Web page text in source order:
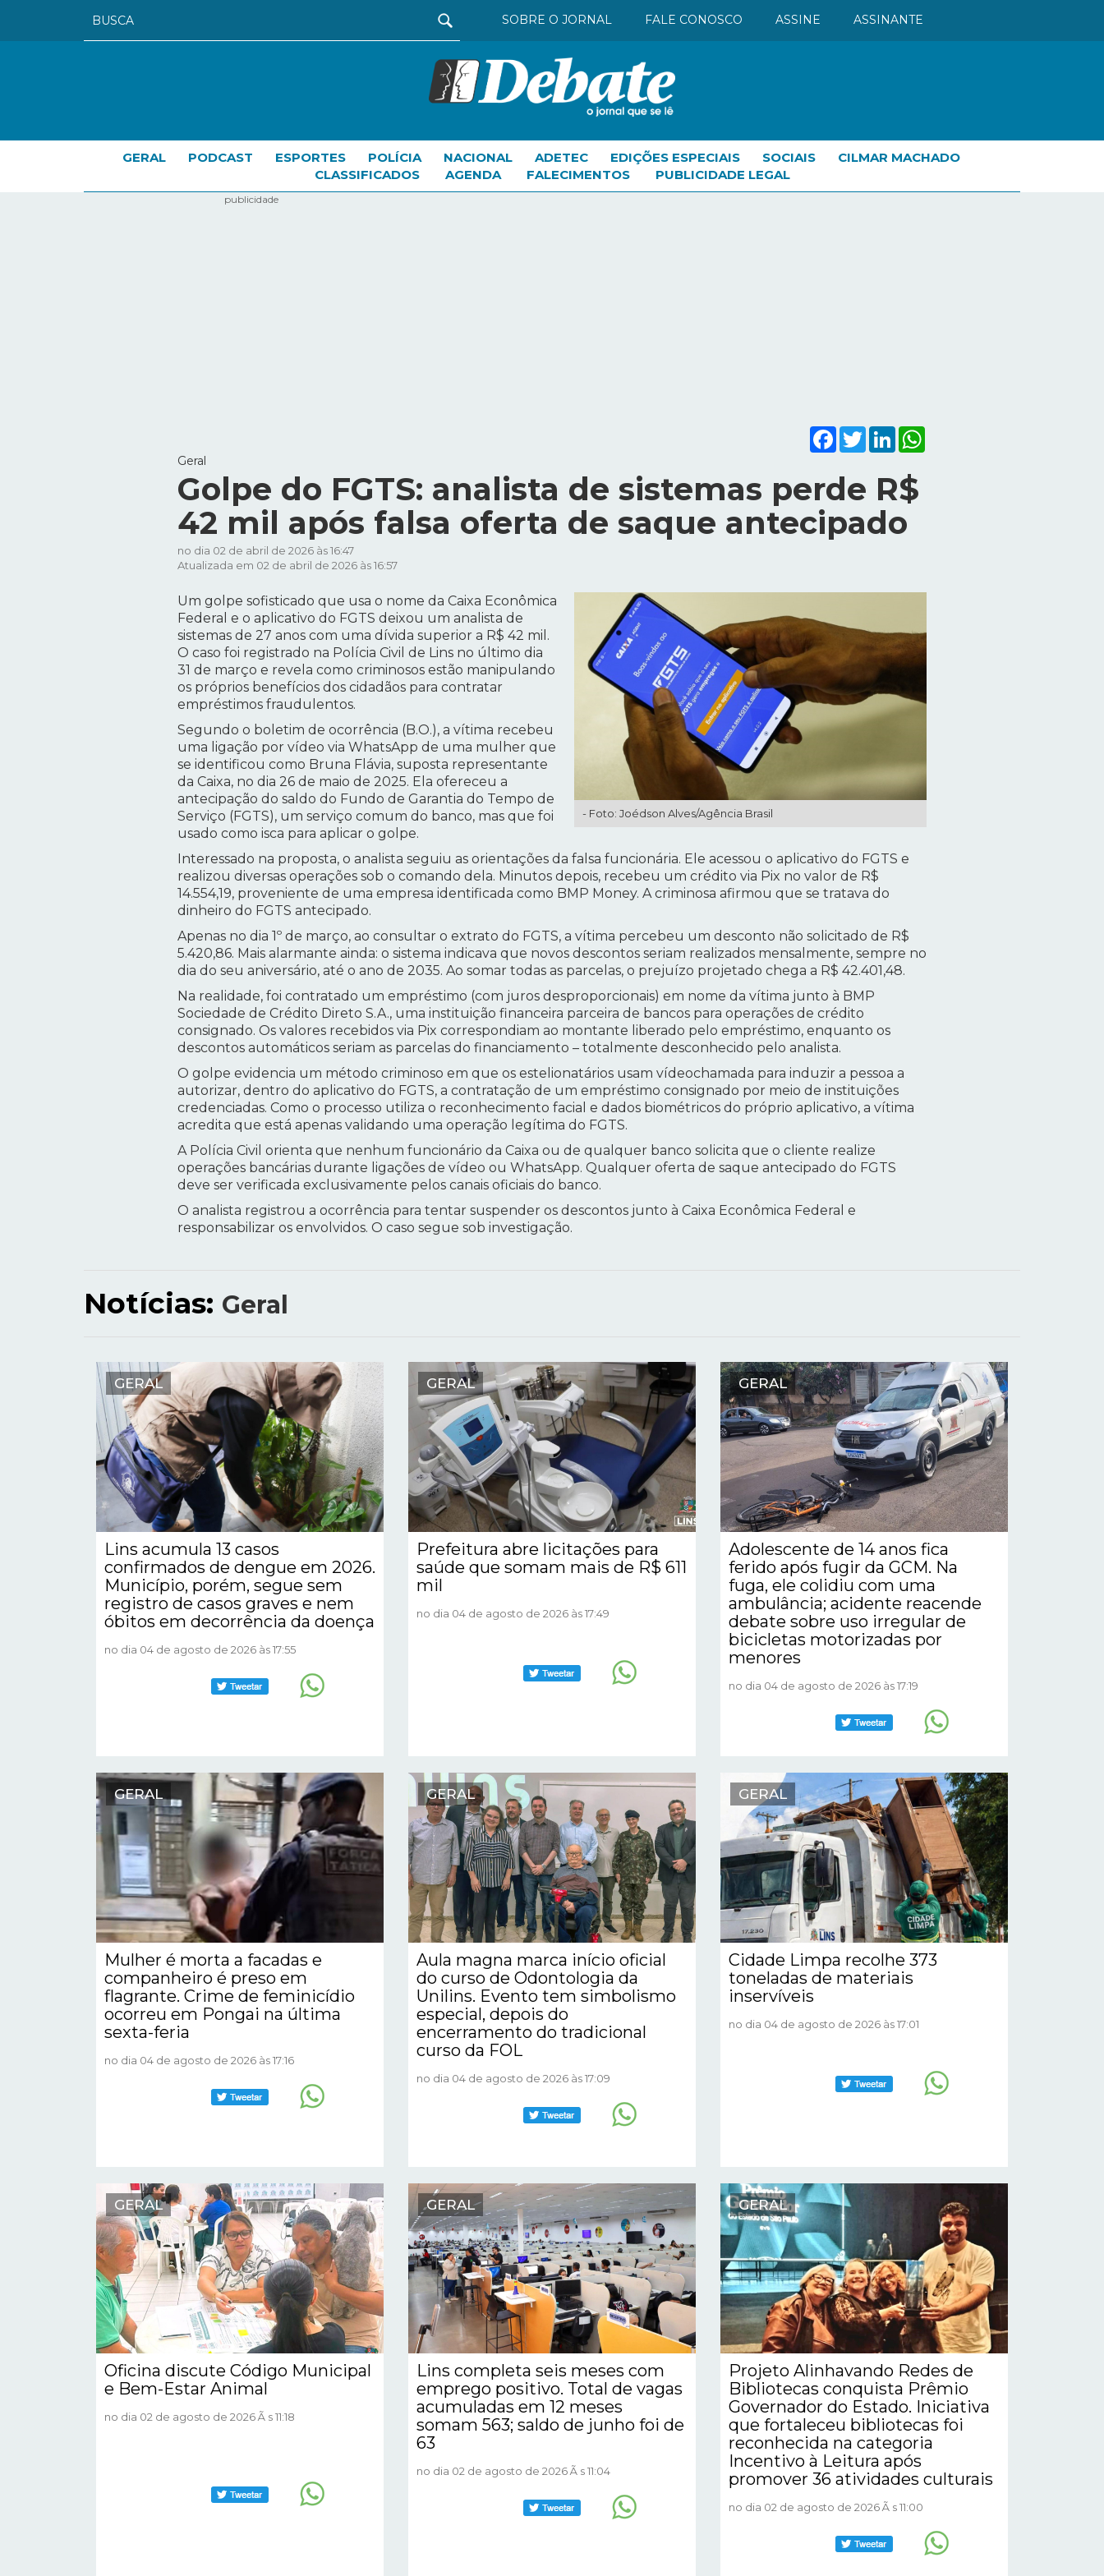
ASSINANTE
ASSINE
FALE CONOSCO
SOBRE O JORNAL
GERAL PODCAST ESPORTES POLÍCIA NACIONAL ADETEC EDIÇÕES ESPECIAIS SOCIAIS
CILMAR MACHADO
CLASSIFICADOS
AGENDA FALECIMENTOS PUBLICIDADE LEGAL
publicidade
FacebookTwitterLinkedIn
Geral
Golpe do FGTS: analista de sistemas perde R$
42 mil após falsa oferta de saque antecipado
no dia 02 de abril de 2026 às 16:47
Atualizada em 02 de abril de 2026 às 16:57
- Foto: Joédson Alves/Agência Brasil
Um golpe sofisticado que usa o nome da Caixa Econômica
Federal e o aplicativo do FGTS deixou um analista de
sistemas de 27 anos com uma dívida superior a R$ 42 mil.
O caso foi registrado na Polícia Civil de Lins no último dia
31 de março e revela como criminosos estão manipulando
os próprios benefícios dos cidadãos para contratar
empréstimos fraudulentos.
Segundo o boletim de ocorrência (B.O.), a vítima recebeu
uma ligação por vídeo via WhatsApp de uma mulher que
se identificou como Bruna Flávia, suposta representante
da Caixa, no dia 26 de maio de 2025. Ela ofereceu a
antecipação do saldo do Fundo de Garantia do Tempo de
Serviço (FGTS), um serviço comum do banco, mas que foi
usado como isca para aplicar o golpe.
Interessado na proposta, o analista seguiu as orientações da falsa funcionária. Ele acessou o aplicativo do FGTS e
realizou diversas operações sob o comando dela. Minutos depois, recebeu um crédito via Pix no valor de R$
14.554,19, proveniente de uma empresa identificada como BMP Money. A criminosa afirmou que se tratava do
dinheiro do FGTS antecipado.
Apenas no dia 1º de março, ao consultar o extrato do FGTS, a vítima percebeu um desconto não solicitado de R$
5.420,86. Mais alarmante ainda: o sistema indicava que novos descontos seriam realizados mensalmente, sempre no
dia do seu aniversário, até o ano de 2035. Ao somar todas as parcelas, o prejuízo projetado chega a R$ 42.401,48.
Na realidade, foi contratado um empréstimo (com juros desproporcionais) em nome da vítima junto à BMP
Sociedade de Crédito Direto S.A., uma instituição financeira parceira de bancos para operações de crédito
consignado. Os valores recebidos via Pix correspondiam ao montante liberado pelo empréstimo, enquanto os
descontos automáticos seriam as parcelas do financiamento – totalmente desconhecido pelo analista.
O golpe evidencia um método criminoso em que os estelionatários usam vídeochamada para induzir a pessoa a
autorizar, dentro do aplicativo do FGTS, a contratação de um empréstimo consignado por meio de instituições
credenciadas. Como o processo utiliza o reconhecimento facial e dados biométricos do próprio aplicativo, a vítima
acredita que está apenas validando uma operação legítima do FGTS.
A Polícia Civil orienta que nenhum funcionário da Caixa ou de qualquer banco solicita que o cliente realize
operações bancárias durante ligações de vídeo ou WhatsApp. Qualquer oferta de saque antecipado do FGTS
deve ser verificada exclusivamente pelos canais oficiais do banco.
O analista registrou a ocorrência para tentar suspender os descontos junto à Caixa Econômica Federal e
responsabilizar os envolvidos. O caso segue sob investigação.
Notícias: Geral
GERAL
Lins acumula 13 casos
confirmados de dengue em 2026.
Município, porém, segue sem
registro de casos graves e nem
óbitos em decorrência da doença
no dia 04 de agosto de 2026 às 17:55
GERAL
Prefeitura abre licitações para
saúde que somam mais de R$ 611
mil
no dia 04 de agosto de 2026 às 17:49
GERAL
Adolescente de 14 anos fica
ferido após fugir da GCM. Na
fuga, ele colidiu com uma
ambulância; acidente reacende
debate sobre uso irregular de
bicicletas motorizadas por
menores
no dia 04 de agosto de 2026 às 17:19
GERAL
Mulher é morta a facadas e
companheiro é preso em
flagrante. Crime de feminicídio
ocorreu em Pongai na última
sexta-feria
no dia 04 de agosto de 2026 às 17:16
GERAL
Aula magna marca início oficial
do curso de Odontologia da
Unilins. Evento tem simbolismo
especial, depois do
encerramento do tradicional
curso da FOL
no dia 04 de agosto de 2026 às 17:09
GERAL
Cidade Limpa recolhe 373
toneladas de materiais
inservíveis
no dia 04 de agosto de 2026 às 17:01
GERAL
Oficina discute Código Municipal
e Bem-Estar Animal
no dia 02 de agosto de 2026 Ã s 11:18
GERAL
Lins completa seis meses com
emprego positivo. Total de vagas
acumuladas em 12 meses
somam 563; saldo de junho foi de
63
no dia 02 de agosto de 2026 Ã s 11:04
GERAL
Projeto Alinhavando Redes de
Bibliotecas conquista Prêmio
Governador do Estado. Iniciativa
que fortaleceu bibliotecas foi
reconhecida na categoria
Incentivo à Leitura após
promover 36 atividades culturais
no dia 02 de agosto de 2026 Ã s 11:00